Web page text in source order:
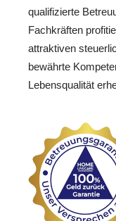
qualifizierte
Fachkräften
attraktiven
bewährte
Lebensqualität